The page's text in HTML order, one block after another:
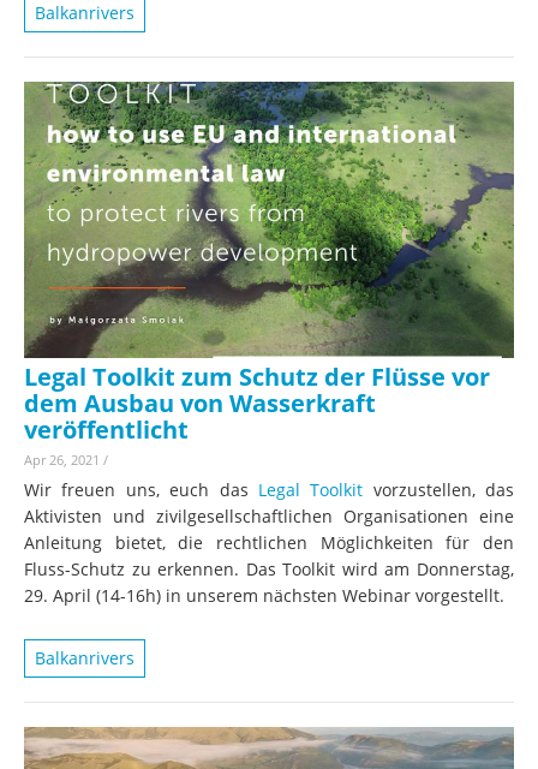
Balkanrivers
Legal Toolkit zum Schutz der Flüsse vor
dem Ausbau von Wasserkraft
veröffentlicht
Apr 26, 2021 /
Wir freuen uns, euch das Legal Toolkit vorzustellen, das
Aktivisten und zivilgesellschaftlichen Organisationen eine
Anleitung bietet, die rechtlichen Möglichkeiten für den
Fluss-Schutz zu erkennen. Das Toolkit wird am Donnerstag,
29. April (14-16h) in unserem nächsten Webinar vorgestellt.
Balkanrivers